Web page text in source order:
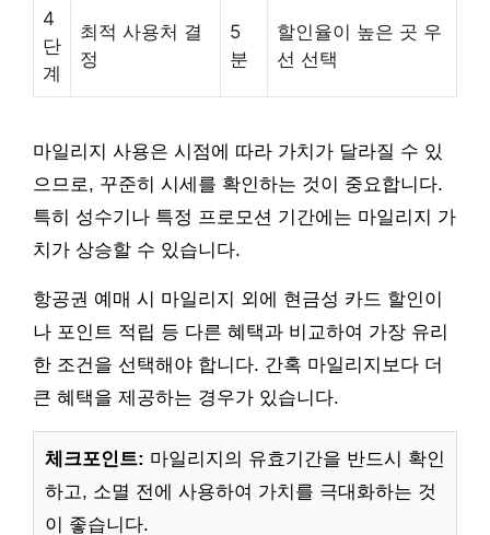
4
단
계
최적 사용처 결
정
5
분
할인율이 높은 곳 우
선 선택
마일리지 사용은 시점에 따라 가치가 달라질 수 있
으므로, 꾸준히 시세를 확인하는 것이 중요합니다.
특히 성수기나 특정 프로모션 기간에는 마일리지 가
치가 상승할 수 있습니다.
항공권 예매 시 마일리지 외에 현금성 카드 할인이
나 포인트 적립 등 다른 혜택과 비교하여 가장 유리
한 조건을 선택해야 합니다. 간혹 마일리지보다 더
큰 혜택을 제공하는 경우가 있습니다.
체크포인트: 마일리지의 유효기간을 반드시 확인
하고, 소멸 전에 사용하여 가치를 극대화하는 것
이 좋습니다.